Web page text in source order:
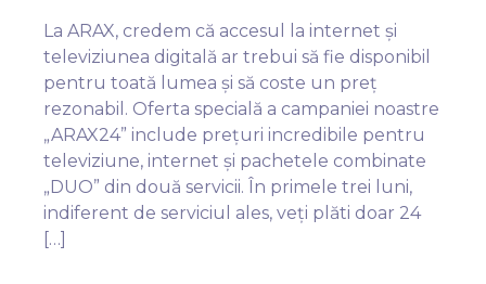
La ARAX, credem că accesul la internet și
televiziunea digitală ar trebui să fie disponibil
pentru toată lumea și să coste un preț
rezonabil. Oferta specială a campaniei noastre
„ARAX24” include prețuri incredibile pentru
televiziune, internet și pachetele combinate
„DUO” din două servicii. În primele trei luni,
indiferent de serviciul ales, veți plăti doar 24
[…]